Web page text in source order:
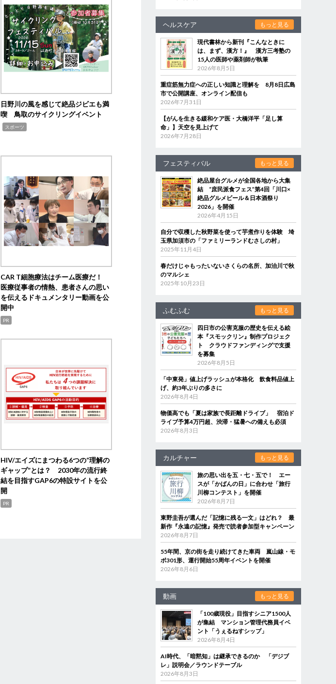
日野川の風を感じて絶品ジビエも満
喫 鳥取のサイクリングイベント
スポーツ
CAR T細胞療法はチーム医療だ！
医療従事者の情熱、患者さんの思い
を伝えるドキュメンタリー動画を公
開中
PR
HIV/エイズにまつわる6つの“理解の
ギャップ”とは？ 2030年の流行終
結を目指すGAP6の特設サイトを公
開
PR
ヘルスケア もっと見る
現代書林から新刊『こんなときに
は、まず、漢方！』 漢方三考塾の
15人の医師や薬剤師が執筆
2026年8月5日
重症筋無力症への正しい知識と理解を 8月8日広島
市で公開講座、オンライン配信も
2026年7月31日
【がんを生きる緩和ケア医・大橋洋平「足し算
命」】天空を見上げて
2026年7月28日
フェスティバル もっと見る
絶品屋台グルメが全国各地から大集
結 “庶民派食フェス”第4回「川口×
絶品グルメビール＆日本酒祭り
2026」を開催
2026年4月15日
自分で収穫した秋野菜を使って芋煮作りを体験 埼
玉県加須市の「ファミリーランドむさしの村」
2025年11月4日
春だけじゃもったいないさくらの名所、加治川で秋
のマルシェ
2025年10月23日
ふむふむ もっと見る
四日市の公害克服の歴史を伝える絵
本『スモックリン』制作プロジェク
ト クラウドファンディングで支援
を募集
2026年8月5日
「中東発」値上げラッシュが本格化 飲食料品値上
げ、約3年ぶりの多さに
2026年8月4日
物価高でも「夏は家族で長距離ドライブ」 宿泊ド
ライブ予算4万円超、渋滞・猛暑への備えも必須
2026年8月3日
カルチャー もっと見る
旅の思い出を五・七・五で！ エー
スが「かばんの日」に合わせ「旅行
川柳コンテスト」を開催
2026年8月7日
東野圭吾が選んだ「記憶に残る一文」はどれ？ 最
新作『永遠の記憶』発売で読者参加型キャンペーン
2026年8月7日
55年間、京の街を走り続けてきた車両 嵐山線・モ
ボ301形、運行開始55周年イベントを開催
2026年8月6日
動画 もっと見る
「100歳現役」目指すシニア1500人
が集結 マンション管理代務員イベ
ント「うぇるねすシップ」
2026年8月4日
AI時代、「暗黙知」は継承できるのか 「デジブ
レ」説明会／ラウンドテーブル
2026年8月3日